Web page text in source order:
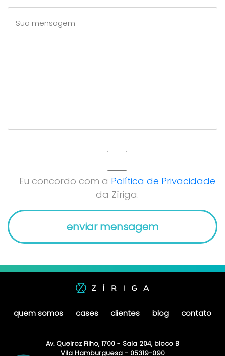
Eu concordo com a Política de Privacidade
da Zíriga.
quem somos cases clientes blog contato
Av. Queiroz Filho, 1700 - Sala 204, bloco B
Vila Hamburguesa - 05319-090